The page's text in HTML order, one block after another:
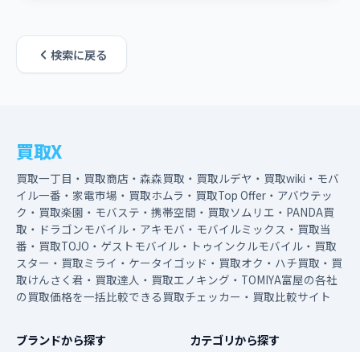
検索に戻る
買取X
買取一丁目・買取商店・森森買取・買取ルデヤ・買取wiki・モバ
イル一番・家電市場・買取ホムラ・買取Top Offer・アバウテッ
ク・買取楽園・モバステ・携帯空間・買取ソムリエ・PANDA買
取・ドラゴンモバイル・アキモバ・モバイルミックス・買取当
番・買取TOJO・ゲストモバイル・トゥインクルモバイル・買取
スター・買取ミライ・ケータイゴッド・買取オク・ハチ買取・買
取けんさく君・買取達人・買取エノキング・TOMIYA富屋の各社
の買取価格を一括比較できる買取チェッカー・買取比較サイト
ブランドから探す カテゴリから探す